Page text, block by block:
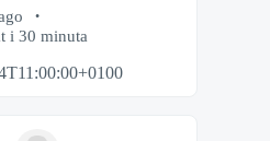
i 30 minuta